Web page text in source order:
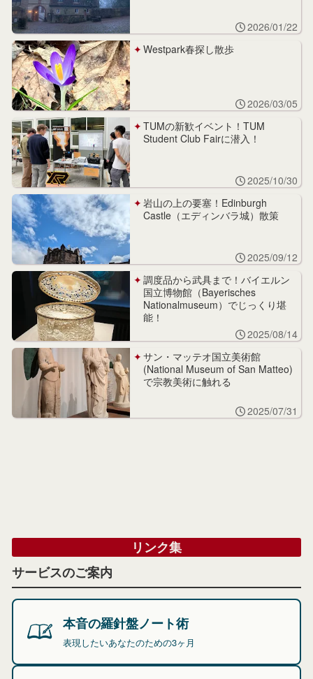
2026/01/22
Westpark春探し散歩
2026/03/05
TUMの新歓イベント！TUM
Student Club Fairに潜入！
2025/10/30
岩山の上の要塞！Edinburgh
Castle（エディンバラ城）散策
2025/09/12
調度品から武具まで！バイエルン
国立博物館（Bayerisches
Nationalmuseum）でじっくり堪
能！
2025/08/14
サン・マッテオ国立美術館
(National Museum of San Matteo)
で宗教美術に触れる
2025/07/31
リンク集
サービスのご案内
本音の羅針盤ノート術
表現したいあなたのための3ヶ月